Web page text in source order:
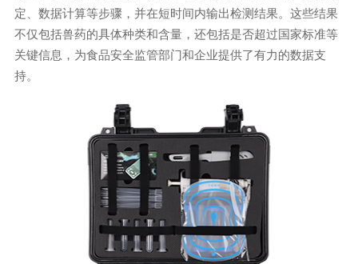
定、数据计算等步骤，并在短时间内输出检测结果。这些结果
不仅包括兽药的具体种类和含量，还包括是否超过国家标准等
关键信息，为食品安全监管部门和企业提供了有力的数据支
持。